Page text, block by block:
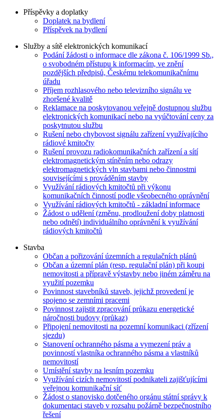
Příspěvky a doplatky
Doplatek na bydlení
Příspěvek na bydlení
Služby a sítě elektronických komunikací
Podání žádosti o informace dle zákona č. 106/1999 Sb.,
o svobodném přístupu k informacím, ve znění
pozdějších předpisů, Českému telekomunikačnímu
úřadu
Příjem rozhlasového nebo televizního signálu ve
zhoršené kvalitě
Reklamace na poskytovanou veřejně dostupnou službu
elektronických komunikací nebo na vyúčtování ceny za
poskytnutou službu
Rušení nebo chybovost signálu zařízení využívajícího
rádiové kmitočty
Rušení provozu radiokomunikačních zařízení a sítí
elektromagnetickým stíněním nebo odrazy
elektromagnetických vln stavbami nebo činnostmi
souvisejícími s prováděním stavby
Využívání rádiových kmitočtů při výkonu
komunikačních činností podle všeobecného oprávnění
Využívání rádiových kmitočtů - základní informace
Žádost o udělení (změnu, prodloužení doby platnosti
nebo odnětí) individuálního oprávnění k využívání
rádiových kmitočtů
Stavba
Občan a pořizování územních a regulačních plánů
Občan a územní plán (resp. regulační plán) při koupi
nemovitosti a přípravě výstavby nebo jiném záměru na
využití pozemku
Povinnost stavebníků staveb, jejichž provedení je
spojeno se zemními pracemi
Povinnost zajistit zpracování průkazu energetické
náročnosti budovy (průkaz)
Připojení nemovitosti na pozemní komunikaci (zřízení
sjezdu)
Stanovení ochranného pásma a vymezení práv a
povinností vlastníka ochranného pásma a vlastníků
nemovitostí
Umístění stavby na lesním pozemku
Využívání cizích nemovitostí podnikateli zajišťujícími
veřejnou komunikační síť
Žádost o stanovisko dotčeného orgánu státní správy k
dokumentaci staveb v rozsahu požárně bezpečnostního
řešení